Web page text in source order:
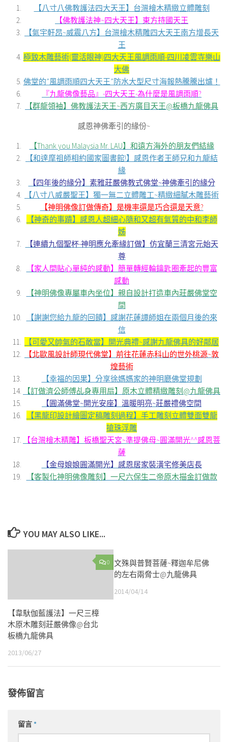
【八寸八佛教護法四大天王】台灣檜木精緻立體雕刻
【佛教護法神~四大天王】東方持國天王
【氣宇軒昂~威震八方】台灣檜木精雕四大天王南方增長天
王
極致木雕藝術(靈活眼神)四大天王風調雨順-四川凌雲寺樂山
大佛
佛堂的”風調雨順四大天王”防水大型尺寸海報熱騰騰出爐！
『九龍佛像藝品』-四大天王-為什麼是風調雨順?
【群龍領袖】佛教護法天王~西方廣目天王@板橋九龍佛具
感恩神佛牽引的緣份~
【Thank you Malaysia Mr. LAU】和遠方海外的朋友們結緣
【和達摩祖師相約國家圖書館!】感恩作者王師兄和九龍結
緣
【四年後的緣分】素雅莊嚴佛教式佛堂~神佛牽引的緣分
【八寸八威嚴聖王】獨一無二立體雕工~精緻細膩木雕藝術
【神明佛像訂做傳奇】是機率還是巧合還是天意?
【神奇的事蹟】感恩人超細心隨和又超有氣質的中和李師
姊
【連續九個聖杯-神明應允牽緣訂做】仿宜蘭三清宮元始天
尊
【家人間貼心單純的感動】簡單轉經輪鑰匙圈牽起的豐富
感動
【神明佛像專屬車內坐位】親自設計打造車內莊嚴佛堂空
間
【謝謝您給九龍的回饋】感謝花蓮譚師姐在兩個月後的來
信
【可愛又帥氣的石敢當】開光典禮~感謝九龍佛具的好鄰居
【北歐風設計師現代佛堂】前往花蓮赤科山的世外桃源~敦
煌藝術
【幸福的因果】分享徐媽媽家的神明廳佛堂規劃
【訂做濟公師傅乩身專用扇】原木立體精緻雕刻@九龍佛具
【圓滿佛堂~開光安座】溫暖明亮~莊嚴禮佛空間
【黑龍印設計繪圖定稿雕刻過程】手工雕刻立體雙面雙龍
搶珠浮雕
【台灣檜木精雕】板橋聖天宮~準提佛母~圓滿開光^^感恩菩
薩
【金母娘娘圓滿開光】感恩居家裝潢宅修美店長
【客製化神明佛像雕刻】一尺六保生二帝原木描金訂做款
YOU MAY ALSO LIKE...
0
【韋馱伽藍護法】一尺三樟
木原木雕刻莊嚴佛像@台北
板橋九龍佛具
2013/06/27
文殊與普賢菩薩~釋迦牟尼佛
的左右兩脅士@九龍佛具
2014/04/14
發佈留言
留言*